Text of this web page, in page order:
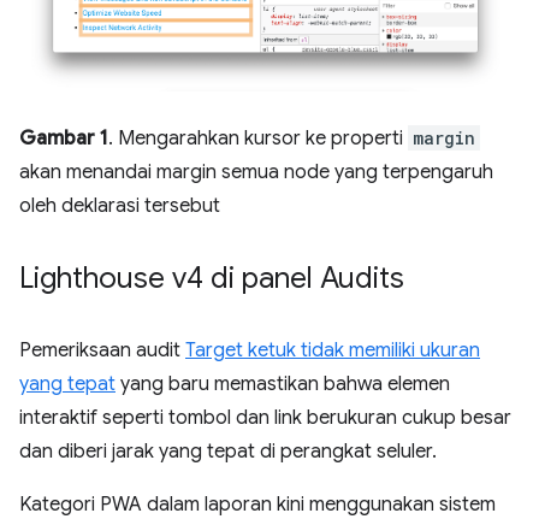
Gambar 1. Mengarahkan kursor ke properti margin
akan menandai margin semua node yang terpengaruh
oleh deklarasi tersebut
Lighthouse v4 di panel Audits
Pemeriksaan audit Target ketuk tidak memiliki ukuran
yang tepat yang baru memastikan bahwa elemen
interaktif seperti tombol dan link berukuran cukup besar
dan diberi jarak yang tepat di perangkat seluler.
Kategori PWA dalam laporan kini menggunakan sistem